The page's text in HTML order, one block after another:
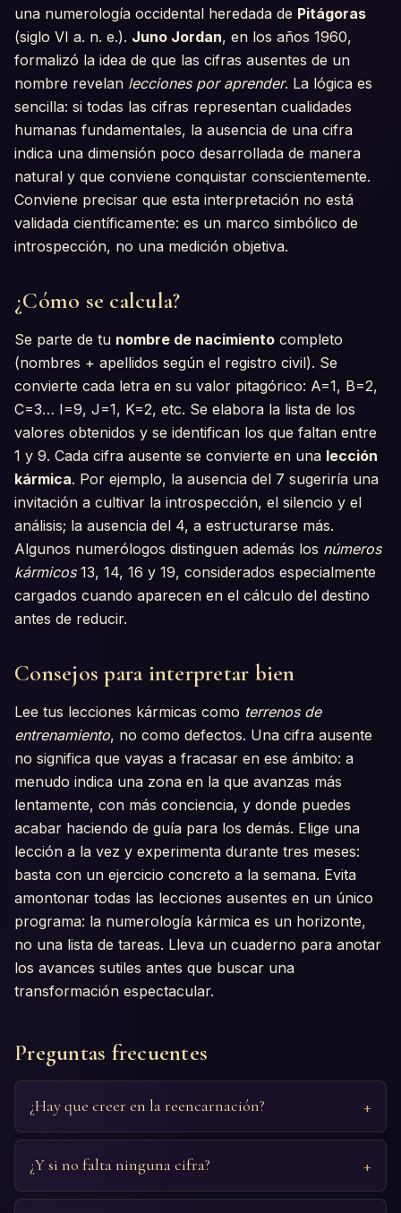
una numerología occidental heredada de Pitágoras
(siglo VI a. n. e.). Juno Jordan, en los años 1960,
formalizó la idea de que las cifras ausentes de un
nombre revelan lecciones por aprender. La lógica es
sencilla: si todas las cifras representan cualidades
humanas fundamentales, la ausencia de una cifra
indica una dimensión poco desarrollada de manera
natural y que conviene conquistar conscientemente.
Conviene precisar que esta interpretación no está
validada científicamente: es un marco simbólico de
introspección, no una medición objetiva.
¿Cómo se calcula?
Se parte de tu nombre de nacimiento completo
(nombres + apellidos según el registro civil). Se
convierte cada letra en su valor pitagórico: A=1, B=2,
C=3… I=9, J=1, K=2, etc. Se elabora la lista de los
valores obtenidos y se identifican los que faltan entre
1 y 9. Cada cifra ausente se convierte en una lección
kármica. Por ejemplo, la ausencia del 7 sugeriría una
invitación a cultivar la introspección, el silencio y el
análisis; la ausencia del 4, a estructurarse más.
Algunos numerólogos distinguen además los números
kármicos13, 14, 16 y 19, considerados especialmente
cargados cuando aparecen en el cálculo del destino
antes de reducir.
Consejos para interpretar bien
Lee tus lecciones kármicas como terrenos de
entrenamiento, no como defectos. Una cifra ausente
no significa que vayas a fracasar en ese ámbito: a
menudo indica una zona en la que avanzas más
lentamente, con más conciencia, y donde puedes
acabar haciendo de guía para los demás. Elige una
lección a la vez y experimenta durante tres meses:
basta con un ejercicio concreto a la semana. Evita
amontonar todas las lecciones ausentes en un único
programa: la numerología kármica es un horizonte,
no una lista de tareas. Lleva un cuaderno para anotar
los avances sutiles antes que buscar una
transformación espectacular.
Preguntas frecuentes
¿Hay que creer en la reencarnación?
¿Y si no falta ninguna cifra?